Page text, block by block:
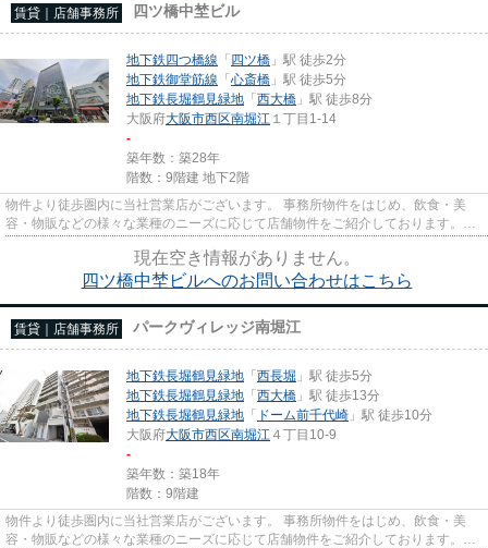
賃貸｜店舗事務所 四ツ橋中埜ビル
地下鉄四つ橋線 「四ツ橋 」駅 徒歩2分
地下鉄御堂筋線 「心斎橋 」駅 徒歩5分
地下鉄長堀鶴見緑地 「西大橋 」駅 徒歩8分
大阪府大阪市西区南堀江 １丁目1-14
-
築年数：築28年
階数：9階建 地下2階
物件より徒歩圏内に当社営業店がございます。 事務所物件をはじめ、飲食・美
容・物販などの様々な業種のニーズに応じて店舗物件をご紹介しております。
尚、弊社ではおとり広告は一切...
現在空き情報がありません。
四ツ橋中埜ビルへのお問い合わせはこちら
賃貸｜店舗事務所 パークヴィレッジ南堀江
地下鉄長堀鶴見緑地 「西長堀 」駅 徒歩5分
地下鉄長堀鶴見緑地 「西大橋 」駅 徒歩13分
地下鉄長堀鶴見緑地 「 ドーム前千代崎 」駅 徒歩10分
大阪府大阪市西区南堀江 ４丁目10-9
-
築年数：築18年
階数：9階建
物件より徒歩圏内に当社営業店がございます。 事務所物件をはじめ、飲食・美
容・物販などの様々な業種のニーズに応じて店舗物件をご紹介しております。